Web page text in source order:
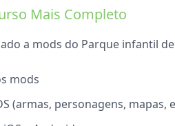
Mais Completo
a mods do Parque infantil
mods
(armas, personagens, mapas,